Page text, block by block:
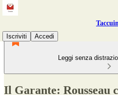
Iscriviti
Accedi
Leggi senza
Il Garante: Rousseau